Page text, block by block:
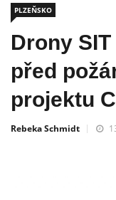
PLZEŇSKO
Drony
před
projektu
Rebeka Schmidt